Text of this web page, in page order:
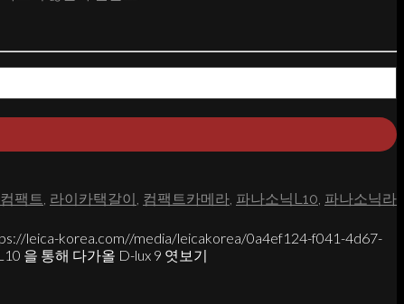
팩트, 라이카택갈이, 컴팩트카메라, 파나소닉L10, 파나소닉라
leica-korea.com//media/leicakorea/0a4ef124-f041-4d67-
을 통해 다가올 D-lux 9 엿보기